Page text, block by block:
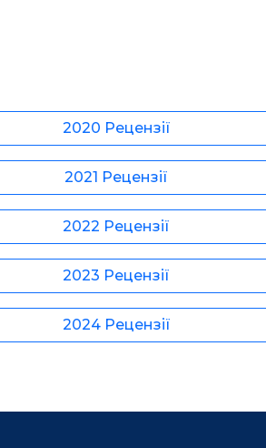
2020 Рецензії
2021 Рецензії
2022 Рецензії
2023 Рецензії
2024 Рецензії